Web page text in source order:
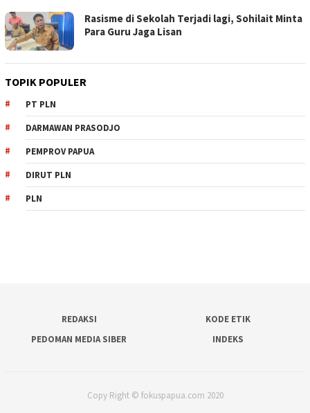
Rasisme di Sekolah Terjadi lagi, Sohilait Minta
Para Guru Jaga Lisan
TOPIK POPULER
PT PLN
DARMAWAN PRASODJO
PEMPROV PAPUA
DIRUT PLN
PLN
REDAKSI
KODE ETIK
PEDOMAN MEDIA SIBER
INDEKS
Copy Right © fokuspapua.com 2020